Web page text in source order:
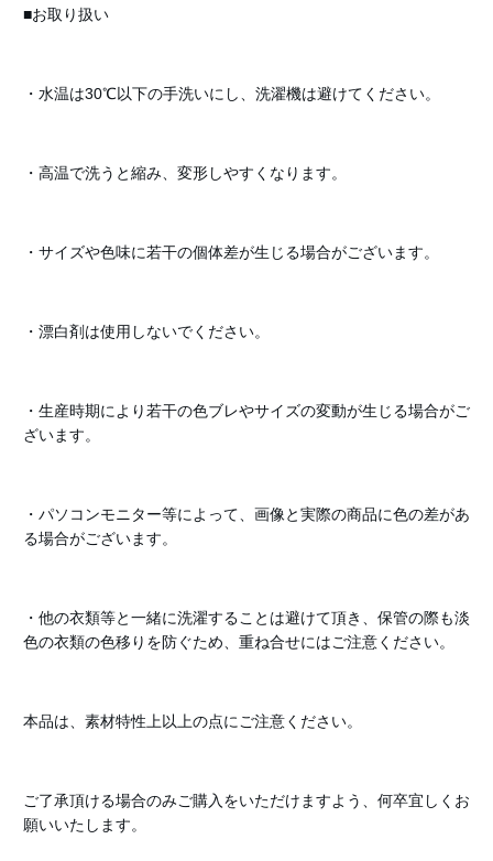
■お取り扱い
・水温は30℃以下の手洗いにし、洗濯機は避けてください。
・高温で洗うと縮み、変形しやすくなります。
・サイズや色味に若干の個体差が生じる場合がございます。
・漂白剤は使用しないでください。
・生産時期により若干の色ブレやサイズの変動が生じる場合がご
ざいます。
・パソコンモニター等によって、画像と実際の商品に色の差があ
る場合がございます。
・他の衣類等と一緒に洗濯することは避けて頂き、保管の際も淡
色の衣類の色移りを防ぐため、重ね合せにはご注意ください。
本品は、素材特性上以上の点にご注意ください。
ご了承頂ける場合のみご購入をいただけますよう、何卒宜しくお
願いいたします。